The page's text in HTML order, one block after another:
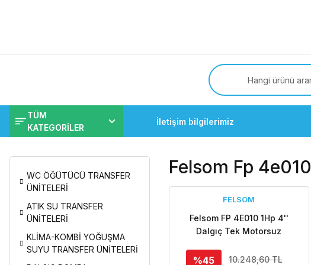
TÜM
KATEGORİLER
İletişim bilgilerimiz
WC ÖĞÜTÜCÜ TRANSFER
ÜNİTELERİ
ATIK SU TRANSFER
ÜNİTELERİ
KLİMA-KOMBİ YOĞUŞMA
SUYU TRANSFER ÜNİTELERİ
Felsom Fp 4e010
FELSOM
Felsom FP 4E010 1Hp 4''
Dalgıç Tek Motorsuz
%45 10.248,60 TL